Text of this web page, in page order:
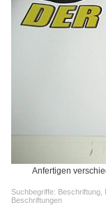
Anfertigen
Suchbegriffe:
Beschriftungen